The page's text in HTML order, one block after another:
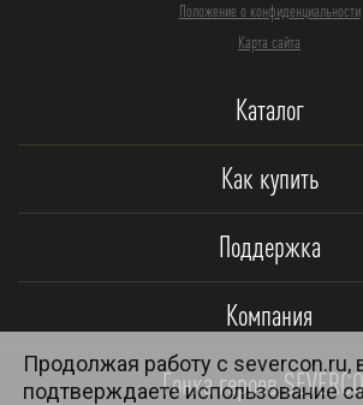
Положение о конфиденциальности
Карта сайта
Каталог
Как купить
Поддержка
Компания
Гонка героев
Продолжая работу с severcon.ru,
подтверждаете использование